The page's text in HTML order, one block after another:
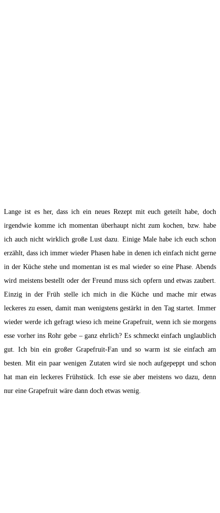
Lange ist es her, dass ich ein neues Rezept mit euch geteilt habe, doch
irgendwie komme ich momentan überhaupt nicht zum kochen, bzw. habe
ich auch nicht wirklich große Lust dazu. Einige Male habe ich euch schon
erzählt, dass ich immer wieder Phasen habe in denen ich einfach nicht gerne
in der Küche stehe und momentan ist es mal wieder so eine Phase. Abends
wird meistens bestellt oder der Freund muss sich opfern und etwas zaubert.
Einzig in der Früh stelle ich mich in die Küche und mache mir etwas
leckeres zu essen, damit man wenigstens gestärkt in den Tag startet. Immer
wieder werde ich gefragt wieso ich meine Grapefruit, wenn ich sie morgens
esse vorher ins Rohr gebe – ganz ehrlich? Es schmeckt einfach unglaublich
gut. Ich bin ein großer Grapefruit-Fan und so warm ist sie einfach am
besten. Mit ein paar wenigen Zutaten wird sie noch aufgepeppt und schon
hat man ein leckeres Frühstück. Ich esse sie aber meistens wo dazu, denn
nur eine Grapefruit wäre dann doch etwas wenig.